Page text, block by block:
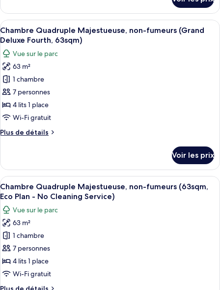
fumeurs
(42sqm,
Eco
Plan
-
No
Cleaning
Service)
le
type
de
chambre
Quadruple
Deluxe,
non-
fumeurs
(42sqm,
Plan
-
Cleaning
Afficher
toutes
les
photos
pour
ce
type
de
chambre :
Quadruple
fumeurs
(Grand
Deluxe
Fourth,
63sqm)
Une chambre d’hôtel avec deux lits,
12
Chambre Quadruple Majestueuse, non-fumeurs (Grand
Deluxe Fourth, 63sqm)
Vue sur le parc
63 m²
1 chambre
7 personnes
4 lits 1 place
Wi-Fi gratuit
Plus de détails
Plus
le
type
de
chambre
Quadruple
Majestueuse,
non-
fumeurs
(Grand
Fourth,
63sqm)
Voir les prix
Afficher
toutes
les
photos
pour
ce
type
de
chambre :
Une chambre d’hôtel avec deux lits,
12
Chambre Quadruple Majestueuse, non-fumeurs (63sqm,
Eco Plan - No Cleaning Service)
Vue sur le parc
63 m²
1 chambre
7 personnes
4 lits 1 place
Wi-Fi gratuit
Plus